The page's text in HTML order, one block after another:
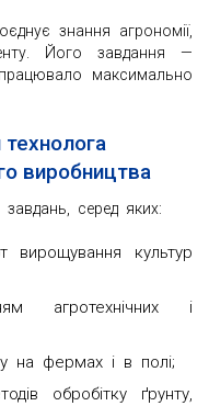
знання агрономії,
Його завдання —
максимально
технолога
виробництва
серед яких:
вирощування культур
агротехнічних і
на фермах і в полі;
обробітку ґрунту,